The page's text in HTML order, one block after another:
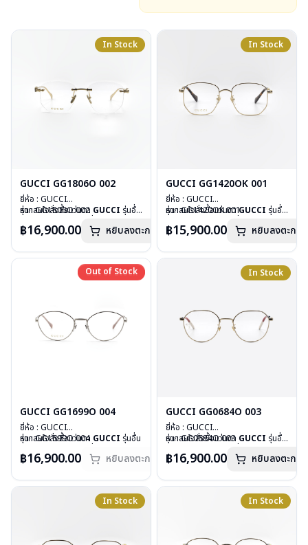
In Stock
GUCCI GG1806O 002
ยี่ห้อ : GUCCI
รุ่น : GG1806O 002
เลนส์ : Demo Lens
น้ำหนัก : 27 กรัม
อุปกรณ์ : กล่องแว่น, ผ้าเช็ดแว่น
การรับประกัน : 1 ปี
หากสนใจสั่งชื้อแว่นตา GUCCI รุ่นอื่น
ติดต่อเราคลิก
฿16,900.00 หยิบลงตะกร้า
In Stock
GUCCI GG1420OK 001
ยี่ห้อ : GUCCI
รุ่น : GG1420OK 001
เลนส์ : Demo Lens
น้ำหนัก : 23 กรัม
อุปกรณ์ : กล่องแว่น, ผ้าเช็ดแว่น
หากสนใจสั่งชื้อแว่นตาGUCCI รุ่นอื่น
ติดต่อเราคลิก
฿15,900.00 หยิบลงตะกร้า
Out of Stock
Out of Stock
GUCCI GG1699O 004
ยี่ห้อ : GUCCI
รุ่น : GG1699O 004
เลนส์ : Demo Lens
น้ำหนัก : 23 กรัม
อุปกรณ์ : กล่องแว่น, ผ้าเช็ดแว่น
หากสนใจสั่งชื้อแว่นตา GUCCI รุ่นอื่น
ติดต่อเราคลิก
สั่งกรุณาติดต่อเราคลิก
฿16,900.00 หยิบลงตะกร้า
In Stock
GUCCI GG0684O 003
ยี่ห้อ : GUCCI
รุ่น : GG0684O 003
เลนส์ : Demo Lens
น้ำหนัก : 17 กรัม
อุปกรณ์ : กล่องแว่น, ผ้าเช็ดแว่น
หากสนใจสั่งชื้อแว่นตา GUCCI รุ่นอื่น
ติดต่อเราคลิก
฿16,900.00 หยิบลงตะกร้า
In Stock In Stock